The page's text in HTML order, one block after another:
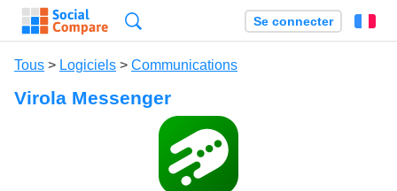
Se connecter
Tous > Logiciels > Communications
Virola Messenger